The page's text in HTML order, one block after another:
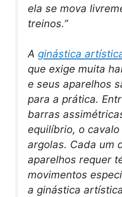
ela se mova
treinos.”
A ginástica
que exige muita
e seus aparelhos
para a prática.
barras
equilíbrio, o
argolas. Cada um
aparelhos requer
movimentos
a ginástica